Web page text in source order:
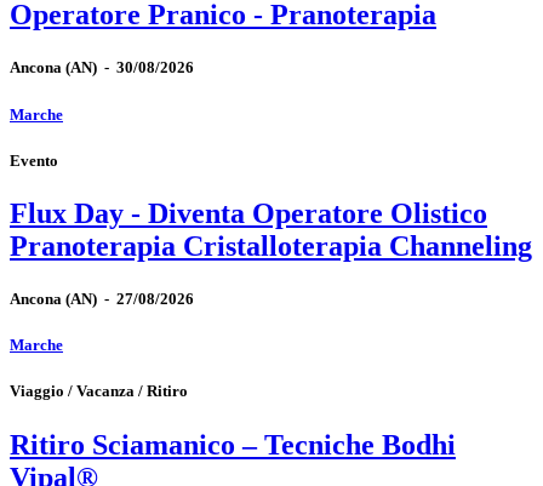
Operatore Pranico - Pranoterapia
Ancona (AN) - 30/08/2026
Marche
Evento
Flux Day - Diventa Operatore Olistico
Pranoterapia Cristalloterapia Channeling
Ancona (AN) - 27/08/2026
Marche
Viaggio / Vacanza / Ritiro
Ritiro Sciamanico – Tecniche Bodhi
Vipal®